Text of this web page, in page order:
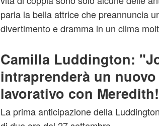
parla la bella attrice che preannuncia
divertimento e dramma in un clima
Camilla Luddington:
intraprenderà un
lavorativo con
La prima anticipazione della